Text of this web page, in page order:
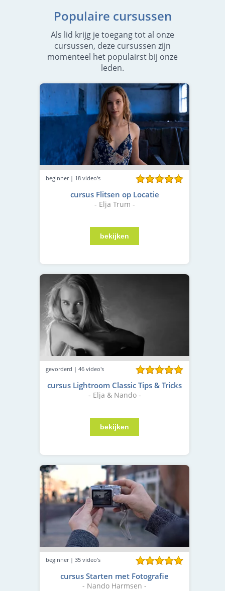
Populaire cursussen
Als lid krijg je toegang tot al onze
cursussen, deze cursussen zijn
momenteel het populairst bij onze
leden.
beginner | 18 video's
cursus Flitsen op Locatie
- Elja Trum -
gevorderd | 46 video's
cursus Lightroom Classic Tips & Tricks
- Elja & Nando -
beginner | 35 video's
cursus Starten met Fotografie
- Nando Harmsen -